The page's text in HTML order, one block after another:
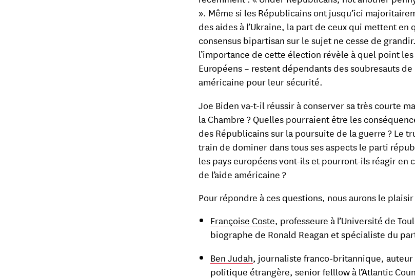
». Même si les Républicains ont jusqu’ici
des aides à l’Ukraine, la part de ceux qui mettent en
consensus bipartisan sur le sujet ne cesse de
l’importance de cette élection révèle à quel point
Européens – restent dépendants des soubresauts
américaine pour leur sécurité.
Joe Biden va-t-il réussir à conserver sa très courte
la Chambre ? Quelles pourraient être les
des Républicains sur la poursuite de la guerre ? Le
train de dominer dans tous ses aspects le parti
les pays européens vont-ils et pourront-ils réagir en
de l’aide américaine ?
Pour répondre à ces questions, nous aurons le
Françoise Coste, professeure à l’Université de
biographe de Ronald Reagan et spécialiste du
Ben Judah, journaliste franco-britannique,
politique étrangère, senior felllow à l’Atlantic